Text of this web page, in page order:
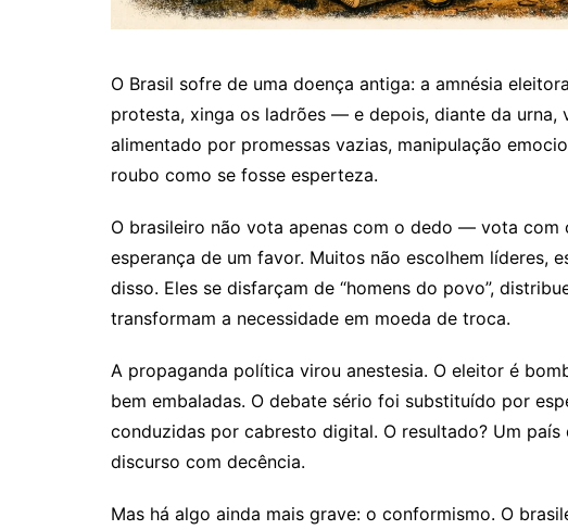
O Brasil sofre de uma doença antiga: a amnésia
protesta, xinga os ladrões — e depois, diante da urna,
alimentado por promessas vazias, manipulação
roubo como se fosse esperteza.
O brasileiro não vota apenas com o dedo — vota com
esperança de um favor. Muitos não escolhem líderes,
disso. Eles se disfarçam de “homens do povo”,
transformam a necessidade em moeda de troca.
A propaganda política virou anestesia. O eleitor é
bem embaladas. O debate sério foi substituído por
conduzidas por cabresto digital. O resultado? Um
discurso com decência.
Mas há algo ainda mais grave: o conformismo. O